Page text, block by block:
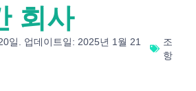
회사
일. 업데이트일: 2025년 1월 21
조
항